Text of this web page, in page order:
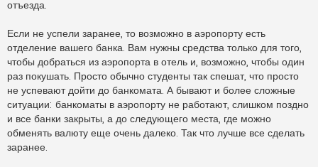
отъезда.
Если не успели заранее, то возможно в аэропорту есть
отделение вашего банка. Вам нужны средства только для того,
чтобы добраться из аэропорта в отель и, возможно, чтобы один
раз покушать. Просто обычно студенты так спешат, что просто
не успевают дойти до банкомата. А бывают и более сложные
ситуации: банкоматы в аэропорту не работают, слишком поздно
и все банки закрыты, а до следующего места, где можно
обменять валюту еще очень далеко. Так что лучше все сделать
заранее.